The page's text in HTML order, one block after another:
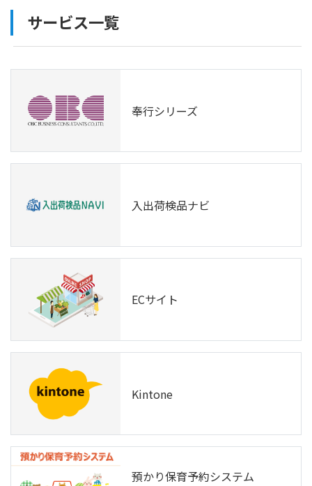
サービス一覧
奉行シリーズ
入出荷検品ナビ
ECサイト
Kintone
預かり保育予約システム